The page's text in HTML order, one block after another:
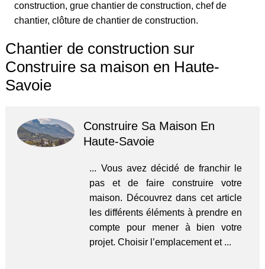
construction, grue chantier de construction, chef de
chantier, clôture de chantier de construction.
Chantier de construction sur
Construire sa maison en Haute-
Savoie
Construire Sa Maison En
Haute-Savoie
... Vous avez décidé de franchir le
pas et de faire construire votre
maison. Découvrez dans cet article
les différents éléments à prendre en
compte pour mener à bien votre
projet. Choisir l’emplacement et ...